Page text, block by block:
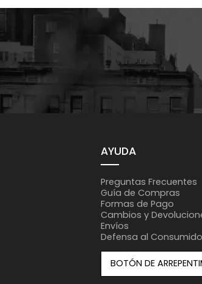
AYUDA
Preguntas Frecuentes
Guía de Compras
Formas de Pago
Cambios y
Envíos
Defensa al
BOTÓN DE